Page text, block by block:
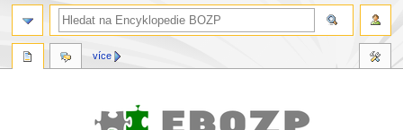
více